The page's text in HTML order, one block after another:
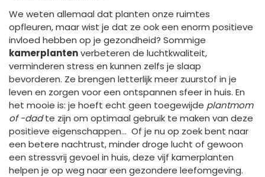
We weten allemaal dat planten onze ruimtes
opfleuren, maar wist je dat ze ook een enorm positieve
invloed hebben op je gezondheid? Sommige
kamerplantenverbeteren de luchtkwaliteit,
verminderen stress en kunnen zelfs je slaap
bevorderen. Ze brengen letterlijk meer zuurstof in je
leven en zorgen voor een ontspannen sfeer in huis. En
het mooie is: je hoeft echt geen toegewijde plantmom
of -dadte zijn om optimaal gebruik te maken van deze
positieve eigenschappen... Of je nu op zoek bent naar
een betere nachtrust, minder droge lucht of gewoon
een stressvrij gevoel in huis, deze vijf kamerplanten
helpen je op weg naar een gezondere leefomgeving.